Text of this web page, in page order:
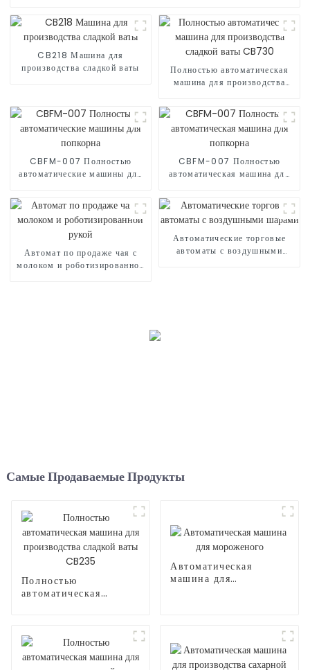
CB218 Машина для
производства сладкой ваты
Полностью автоматическая
машина для производства
CBFM-007 Полностью
автоматические машины для
CBFM-007 Полностью
автоматическая машина для
Автомат по продаже чая с
молоком и роботизированной
Автоматические торговые
автоматы с воздушными
Самые Продаваемые Продукты
Полностью
автоматическая
Автоматическая
машина для